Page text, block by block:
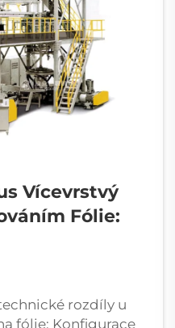
Vícevrstvý
Fólie:
rozdíly u
fólie: Konfigurace